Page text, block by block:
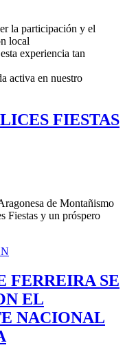
la participación y el
local
experiencia tan
activa en nuestro
FIESTAS
de Montañismo
Fiestas y un próspero
FERREIRA SE
EL
NACIONAL